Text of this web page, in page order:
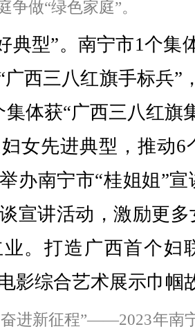
争做“绿色家庭”。
典型”。南宁市1个集
广西三八红旗手标兵”
集体获“广西三八红旗
女先进典型，推动6
办南宁市“桂姐姐”
宣讲活动，激励更
。打造广西首个妇
影综合艺术展示巾帼
进新征程”——2023年南